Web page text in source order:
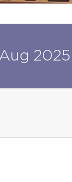
2025